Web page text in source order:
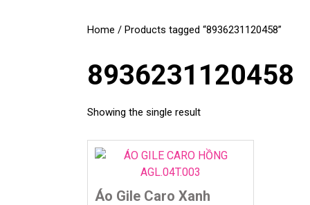
Home / Products tagged “8936231120458”
8936231120458
Showing the single result
Áo Gile Caro Xanh